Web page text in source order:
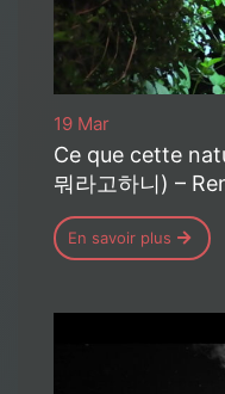
19 Mar
Ce que cette
뭐라고하니) –
En savoir plus